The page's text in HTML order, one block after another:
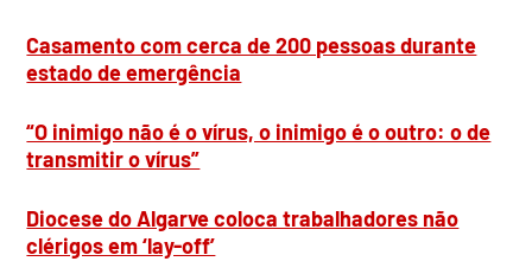
Casamento com cerca de 200 pessoas durante
estado de emergência
“O inimigo não é o vírus, o inimigo é o outro: o de
transmitir o vírus”
Diocese do Algarve coloca trabalhadores não
clérigos em ‘lay-off’